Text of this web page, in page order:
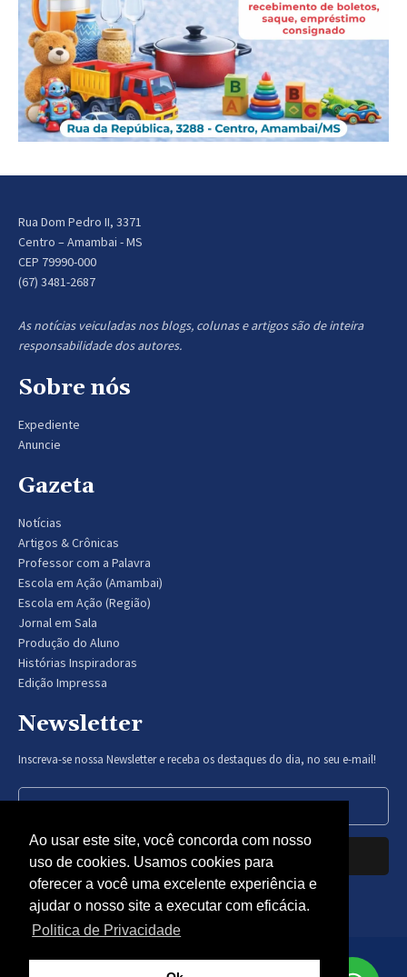
Rua Dom Pedro II, 3371
Centro – Amambai - MS
CEP 79990-000
(67) 3481-2687
As notícias veiculadas nos blogs, colunas e artigos são de inteira
responsabilidade dos autores.
Sobre nós
Expediente
Anuncie
Gazeta
Notícias
Artigos & Crônicas
Professor com a Palavra
Escola em Ação (Amambai)
Escola em Ação (Região)
Jornal em Sala
Produção do Aluno
Histórias Inspiradoras
Edição Impressa
Newsletter
Inscreva-se nossa Newsletter e receba os destaques do dia, no seu e-mail!
Inscrever-se
Nós respeitamos sua privacidade.
Politica
Ao usar este site, você concorda com nosso
uso de cookies. Usamos cookies para
oferecer a você uma excelente experiência e
ajudar o nosso site a executar com eficácia.
Politica de Privacidade